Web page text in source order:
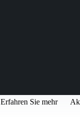
Erfahren Sie mehr